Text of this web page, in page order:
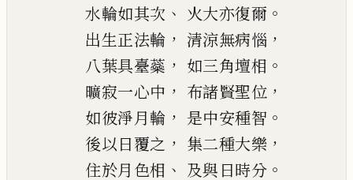
水輪如其次 、 火大亦復爾 。
出生正法輪 ， 清涼無病惱 ，
八葉具臺蘂 ， 如三角壇相 。
曠寂一心中 ， 布諸賢聖位 ，
如彼淨月輪 ， 是中安種智 。
後以日覆之 ， 集二種大樂 ，
住於月色相 、 及與日時分 。